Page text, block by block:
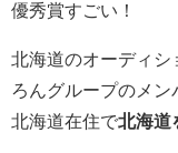
優秀賞すごい！
北海道のオーディシ
ろんグループのメン
北海道在住で北海道